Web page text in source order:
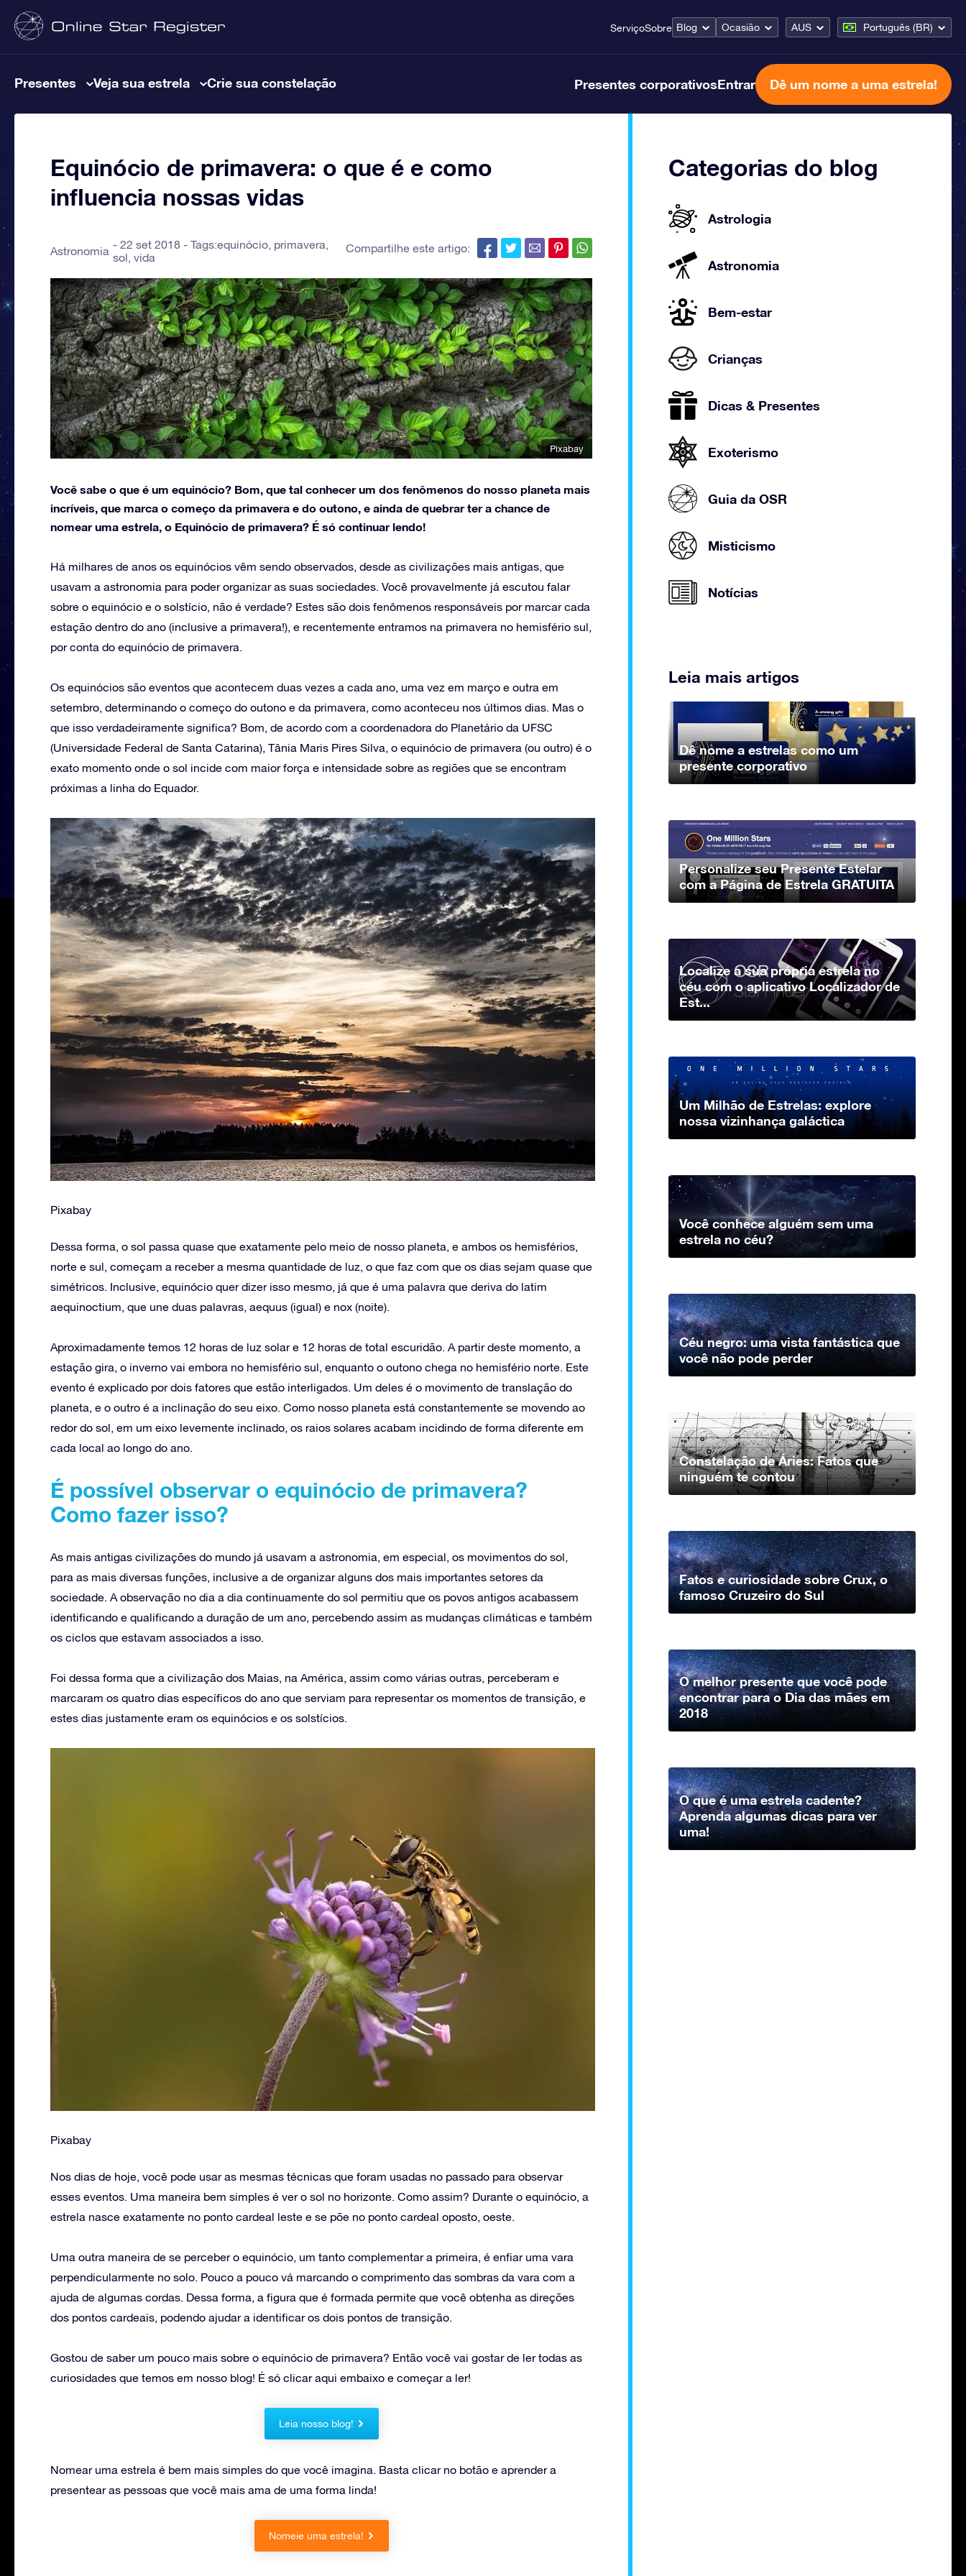
ServiçoSobre Blog Ocasião AUS Português (BR)
Presentes Veja sua estrela Crie sua constelação Presentes corporativosEntrar Dê um nome a uma estrela!
Equinócio de primavera: o que é e como
influencia nossas vidas
Astronomia 22 set 2018 - Tags:equinócio, primavera,
sol, vida
Compartilhe este artigo:
Pixabay
Você sabe o que é um equinócio? Bom, que tal conhecer um dos fenômenos do nosso planeta mais
incríveis, que marca o começo da primavera e do outono, e ainda de quebrar ter a chance de
nomear uma estrela, o Equinócio de primavera? É só continuar lendo!
Há milhares de anos os equinócios vêm sendo observados, desde as civilizações mais antigas, que
usavam a astronomia para poder organizar as suas sociedades. Você provavelmente já escutou falar
sobre o equinócio e o solstício, não é verdade? Estes são dois fenômenos responsáveis por marcar cada
estação dentro do ano (inclusive a primavera!), e recentemente entramos na primavera no hemisfério sul,
por conta do equinócio de primavera.
Os equinócios são eventos que acontecem duas vezes a cada ano, uma vez em março e outra em
setembro, determinando o começo do outono e da primavera, como aconteceu nos últimos dias. Mas o
que isso verdadeiramente significa? Bom, de acordo com a coordenadora do Planetário da UFSC
(Universidade Federal de Santa Catarina), Tânia Maris Pires Silva, o equinócio de primavera (ou outro) é o
exato momento onde o sol incide com maior força e intensidade sobre as regiões que se encontram
próximas a linha do Equador.
Pixabay
Dessa forma, o sol passa quase que exatamente pelo meio de nosso planeta, e ambos os hemisférios,
norte e sul, começam a receber a mesma quantidade de luz, o que faz com que os dias sejam quase que
simétricos. Inclusive, equinócio quer dizer isso mesmo, já que é uma palavra que deriva do latim
aequinoctium, que une duas palavras, aequus (igual) e nox (noite).
Aproximadamente temos 12 horas de luz solar e 12 horas de total escuridão. A partir deste momento, a
estação gira, o inverno vai embora no hemisfério sul, enquanto o outono chega no hemisfério norte. Este
evento é explicado por dois fatores que estão interligados. Um deles é o movimento de translação do
planeta, e o outro é a inclinação do seu eixo. Como nosso planeta está constantemente se movendo ao
redor do sol, em um eixo levemente inclinado, os raios solares acabam incidindo de forma diferente em
cada local ao longo do ano.
É possível observar o equinócio de primavera?
Como fazer isso?
As mais antigas civilizações do mundo já usavam a astronomia, em especial, os movimentos do sol,
para as mais diversas funções, inclusive a de organizar alguns dos mais importantes setores da
sociedade. A observação no dia a dia continuamente do sol permitiu que os povos antigos acabassem
identificando e qualificando a duração de um ano, percebendo assim as mudanças climáticas e também
os ciclos que estavam associados a isso.
Foi dessa forma que a civilização dos Maias, na América, assim como várias outras, perceberam e
marcaram os quatro dias específicos do ano que serviam para representar os momentos de transição, e
estes dias justamente eram os equinócios e os solstícios.
Pixabay
Nos dias de hoje, você pode usar as mesmas técnicas que foram usadas no passado para observar
esses eventos. Uma maneira bem simples é ver o sol no horizonte. Como assim? Durante o equinócio, a
estrela nasce exatamente no ponto cardeal leste e se põe no ponto cardeal oposto, oeste.
Uma outra maneira de se perceber o equinócio, um tanto complementar a primeira, é enfiar uma vara
perpendicularmente no solo. Pouco a pouco vá marcando o comprimento das sombras da vara com a
ajuda de algumas cordas. Dessa forma, a figura que é formada permite que você obtenha as direções
dos pontos cardeais, podendo ajudar a identificar os dois pontos de transição.
Gostou de saber um pouco mais sobre o equinócio de primavera? Então você vai gostar de ler todas as
curiosidades que temos em nosso blog! É só clicar aqui embaixo e começar a ler!
Leia nosso blog!
Nomear uma estrela é bem mais simples do que você imagina. Basta clicar no botão e aprender a
presentear as pessoas que você mais ama de uma forma linda!
Nomeie uma estrela!
Categorias do blog
Astrologia
Astronomia
Bem-estar
Crianças
Dicas & Presentes
Exoterismo
Guia da OSR
Misticismo
Notícias
Leia mais artigos
Dê nome a estrelas como um
presente corporativo
Personalize seu Presente Estelar
com a Página de Estrela GRATUITA
Localize a sua própria estrela no
céu com o aplicativo Localizador de
Est...
Um Milhão de Estrelas: explore
nossa vizinhança galáctica
Você conhece alguém sem uma
estrela no céu?
Céu negro: uma vista fantástica que
você não pode perder
Constelação de Áries: Fatos que
ninguém te contou
Fatos e curiosidade sobre Crux, o
famoso Cruzeiro do Sul
O melhor presente que você pode
encontrar para o Dia das mães em
2018
O que é uma estrela cadente?
Aprenda algumas dicas para ver
uma!